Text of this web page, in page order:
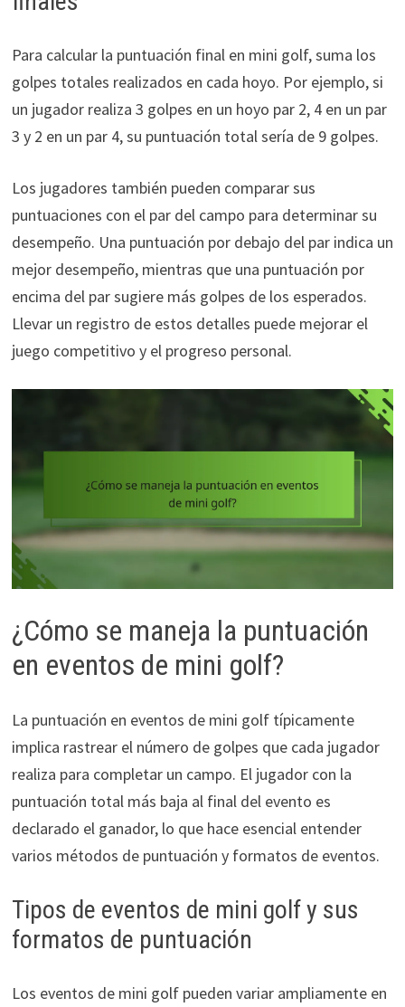
Para calcular la puntuación final en mini golf, suma los
golpes totales realizados en cada hoyo. Por ejemplo, si
un jugador realiza 3 golpes en un hoyo par 2, 4 en un par
3 y 2 en un par 4, su puntuación total sería de 9 golpes.
Los jugadores también pueden comparar sus
puntuaciones con el par del campo para determinar su
desempeño. Una puntuación por debajo del par indica un
mejor desempeño, mientras que una puntuación por
encima del par sugiere más golpes de los esperados.
Llevar un registro de estos detalles puede mejorar el
juego competitivo y el progreso personal.
¿Cómo se maneja la puntuación
en eventos de mini golf?
La puntuación en eventos de mini golf típicamente
implica rastrear el número de golpes que cada jugador
realiza para completar un campo. El jugador con la
puntuación total más baja al final del evento es
declarado el ganador, lo que hace esencial entender
varios métodos de puntuación y formatos de eventos.
Tipos de eventos de mini golf y sus
formatos de puntuación
Los eventos de mini golf pueden variar ampliamente en